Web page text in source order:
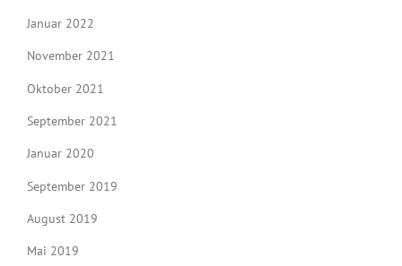
Januar 2022
November 2021
Oktober 2021
September 2021
Januar 2020
September 2019
August 2019
Mai 2019